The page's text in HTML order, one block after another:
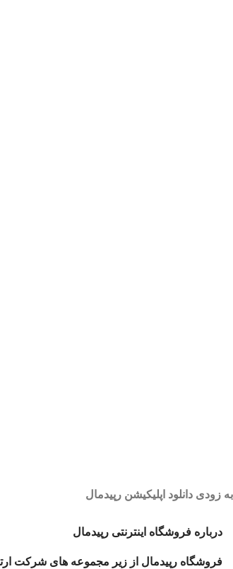
به زودی دانلود اپلیکیشن رپیدمال
درباره فروشگاه اینترنتی رپیدمال
فروشگاه رپیدمال از زیر مجموعه های شرکت